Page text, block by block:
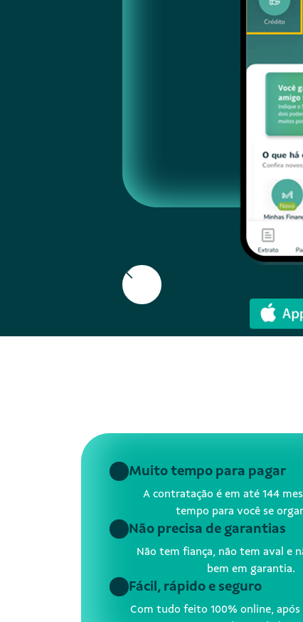
Muito tempo para pagar
A contratação é em até 144
tempo para você se
Não precisa de garantias
Não tem fiança, não tem aval e
bem em garantia.
Fácil, rápido e seguro
Com tudo feito 100% online, após